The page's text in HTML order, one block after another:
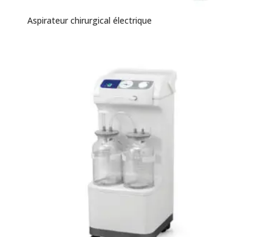
Aspirateur chirurgical électrique